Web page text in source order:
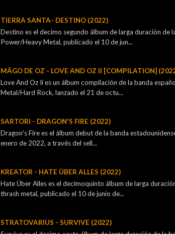
TIERRA SANTA- DESTINO (2022)
Destino es el decimo segundo álbum de larga duración de
Power/Heavy Metal, publicado el 10 de jun...
MÄGO DE OZ - LOVE AND OZ II [COMPILATION]
Love And Oz Ii es un álbum compilación de la banda
Metal/Hard Rock, lanzado el 21 de octu...
SARTORI - DRAGON'S FIRE (2022)
Dragon's Fire es el álbum debut de la banda
enero de 2022, a través del sell...
KREATOR - ‎HATE ÜBER ALLES (2022)
Hate Über Alles es el decimoquinto álbum de larga
thrash metal, publicado el 10 de junio de...
STRATOVARIUS - SURVIVE (2022)